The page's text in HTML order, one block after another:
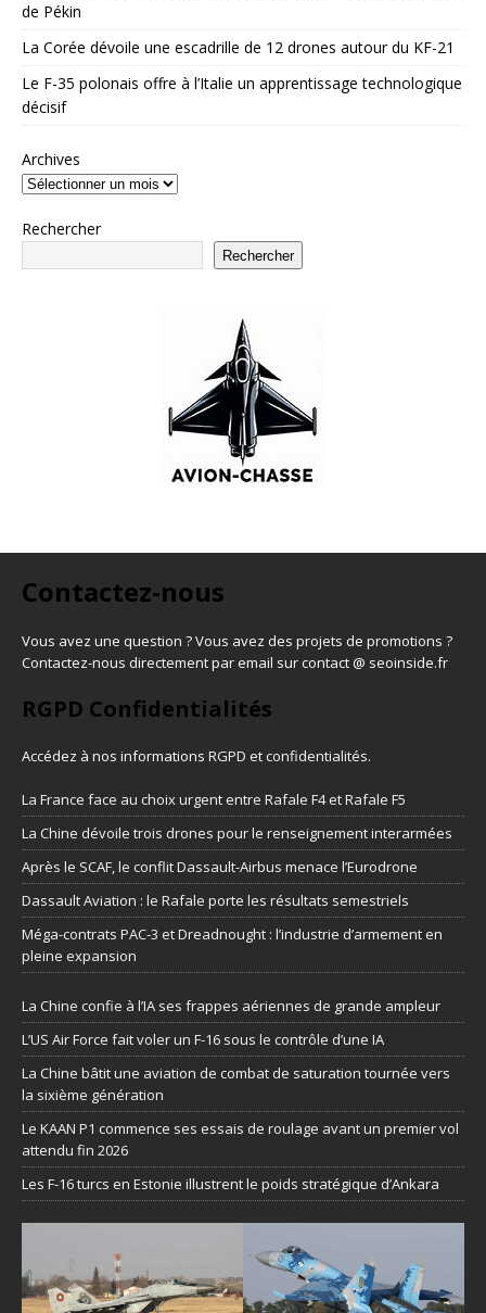
de Pékin
La Corée dévoile une escadrille de 12 drones autour du KF-21
Le F-35 polonais offre à l’Italie un apprentissage technologique
décisif
Archives
Rechercher
Rechercher
Contactez-nous
Vous avez une question ? Vous avez des projets de promotions ?
Contactez-nous directement par email sur contact @ seoinside.fr
RGPD Confidentialités
Accédez à nos informations RGPD et confidentialités.
La France face au choix urgent entre Rafale F4 et Rafale F5
La Chine dévoile trois drones pour le renseignement interarmées
Après le SCAF, le conflit Dassault-Airbus menace l’Eurodrone
Dassault Aviation : le Rafale porte les résultats semestriels
Méga-contrats PAC-3 et Dreadnought : l’industrie d’armement en
pleine expansion
La Chine confie à l’IA ses frappes aériennes de grande ampleur
L’US Air Force fait voler un F-16 sous le contrôle d’une IA
La Chine bâtit une aviation de combat de saturation tournée vers
la sixième génération
Le KAAN P1 commence ses essais de roulage avant un premier vol
attendu fin 2026
Les F-16 turcs en Estonie illustrent le poids stratégique d’Ankara